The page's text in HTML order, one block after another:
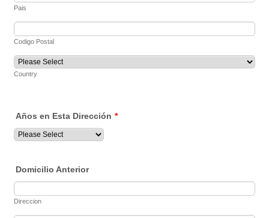
Pais
Codigo Postal
Country
Años en Esta Dirección *
Domicilio Anterior
Direccion